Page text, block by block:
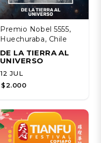
Premio Nobel 5555,
Huechuraba, Chile
DE LA TIERRA AL
UNIVERSO
12 JUL
$2.000